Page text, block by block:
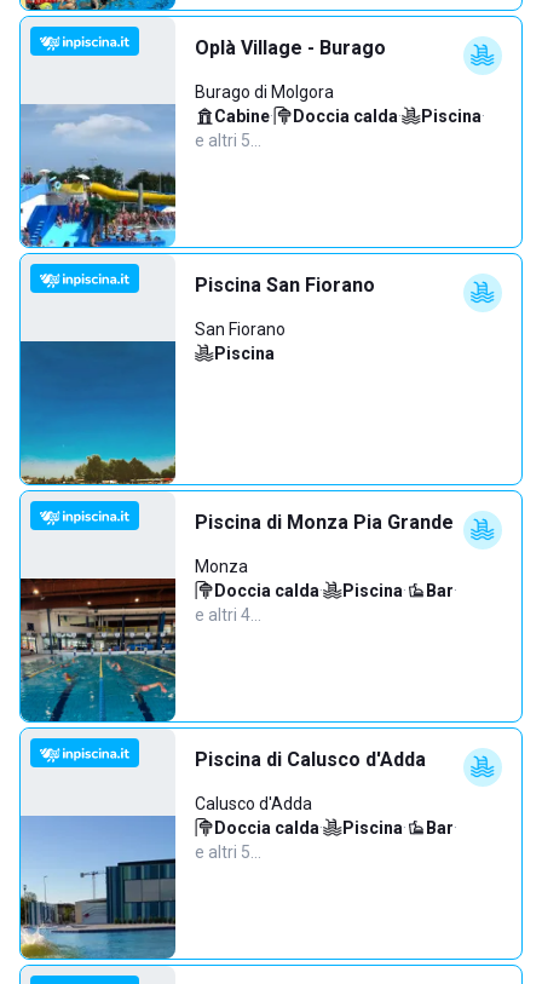
Oplà Village - Burago
Burago di Molgora
Cabine· Doccia calda· Piscina·
e altri 5…
Piscina San Fiorano
San Fiorano
Piscina
Piscina di Monza Pia Grande
Monza
Doccia calda· Piscina· Bar·
e altri 4…
Piscina di Calusco d'Adda
Calusco d'Adda
Doccia calda· Piscina· Bar·
e altri 5…